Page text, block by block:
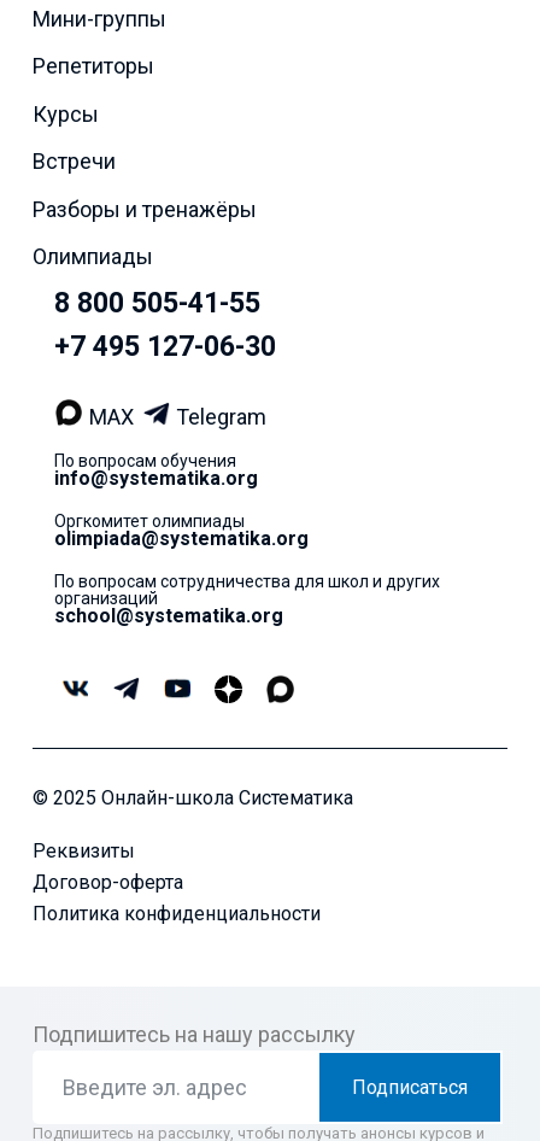
Мини-группы
Репетиторы
Курсы
Встречи
Разборы и тренажёры
Олимпиады
8 800 505-41-55
+7 495 127-06-30
MAX Telegram
По вопросам обучения
info@systematika.org
Оргкомитет олимпиады
olimpiada@systematika.org
По вопросам сотрудничества для школ и других
организаций
school@systematika.org
© 2025 Онлайн-школа Систематика
Реквизиты
Договор-оферта
Политика конфиденциальности
Подпишитесь на нашу рассылку
Подписаться
Подпишитесь на рассылку, чтобы получать анонсы курсов и